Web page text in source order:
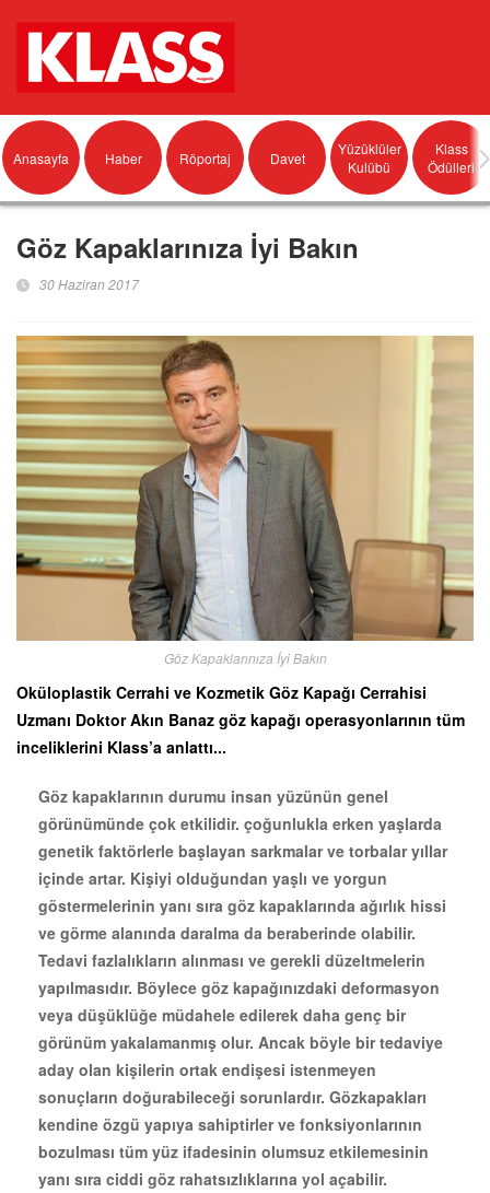
Anasayfa Haber Röportaj Davet
Yüzüklüler
Kulübü
Klass
Ödülleri
Göz Kapaklarınıza İyi Bakın
30 Haziran 2017
Göz Kapaklarınıza İyi Bakın
Oküloplastik Cerrahi ve Kozmetik Göz Kapağı Cerrahisi
Uzmanı Doktor Akın Banaz göz kapağı operasyonlarının tüm
inceliklerini Klass’a anlattı...
Göz kapaklarının durumu insan yüzünün genel
görünümünde çok etkilidir. çoğunlukla erken yaşlarda
genetik faktörlerle başlayan sarkmalar ve torbalar yıllar
içinde artar. Kişiyi olduğundan yaşlı ve yorgun
göstermelerinin yanı sıra göz kapaklarında ağırlık hissi
ve görme alanında daralma da beraberinde olabilir.
Tedavi fazlalıkların alınması ve gerekli düzeltmelerin
yapılmasıdır. Böylece göz kapağınızdaki deformasyon
veya düşüklüğe müdahele edilerek daha genç bir
görünüm yakalamanmış olur. Ancak böyle bir tedaviye
aday olan kişilerin ortak endişesi istenmeyen
sonuçların doğurabileceği sorunlardır. Gözkapakları
kendine özgü yapıya sahiptirler ve fonksiyonlarının
bozulması tüm yüz ifadesinin olumsuz etkilemesinin
yanı sıra ciddi göz rahatsızlıklarına yol açabilir.